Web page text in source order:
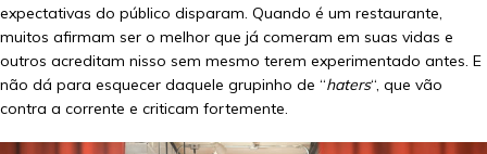
expectativas do público disparam. Quando é um restaurante,
muitos afirmam ser o melhor que já comeram em suas vidas e
outros acreditam nisso sem mesmo terem experimentado antes. E
não dá para esquecer daquele grupinho de “haters“, que vão
contra a corrente e criticam fortemente.